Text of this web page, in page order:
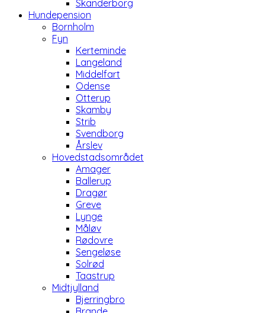
Skanderborg
Hundepension
Bornholm
Fyn
Kerteminde
Langeland
Middelfart
Odense
Otterup
Skamby
Strib
Svendborg
Årslev
Hovedstadsområdet
Amager
Ballerup
Dragør
Greve
Lynge
Måløv
Rødovre
Sengeløse
Solrød
Taastrup
Midtjylland
Bjerringbro